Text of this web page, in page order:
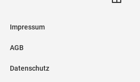
Impressum
AGB
Datenschutz